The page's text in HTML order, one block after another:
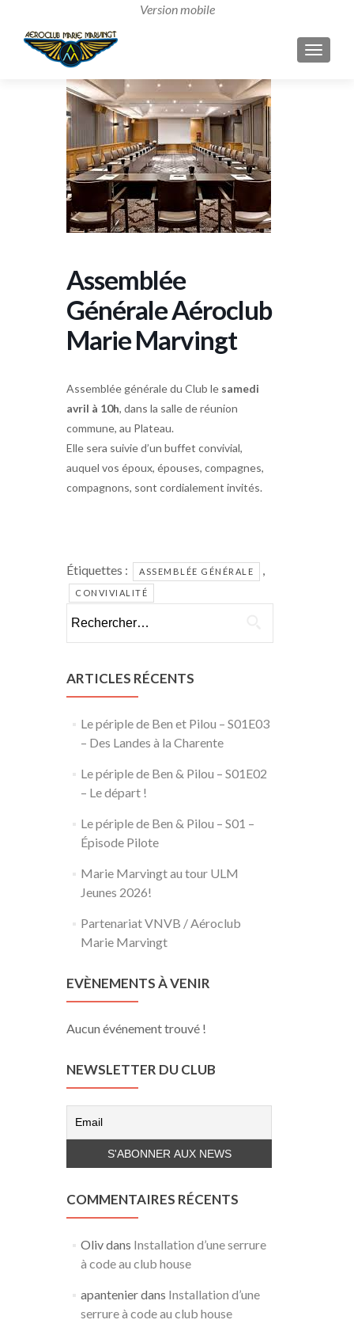
Assemblée
Générale Aéroclub
Marie Marvingt
Assemblée générale du Club le samedi
avril à 10h, dans la salle de réunion
commune, au Plateau.
Elle sera suivie d’un buffet convivial,
auquel vos époux, épouses, compagnes,
compagnons, sont cordialement invités.
Étiquettes : ASSEMBLÉE GÉNÉRALE ,
CONVIVIALITÉ
ARTICLES RÉCENTS
Le périple de Ben et Pilou – S01E03
– Des Landes à la Charente
Le périple de Ben & Pilou – S01E02
– Le départ !
Le périple de Ben & Pilou – S01 –
Épisode Pilote
Marie Marvingt au tour ULM
Jeunes 2026!
Partenariat VNVB / Aéroclub
Marie Marvingt
EVÈNEMENTS À VENIR
Aucun événement trouvé !
NEWSLETTER DU CLUB
COMMENTAIRES RÉCENTS
Olivdans Installation d’une serrure
à code au club house
apantenierdans Installation d’une
serrure à code au club house